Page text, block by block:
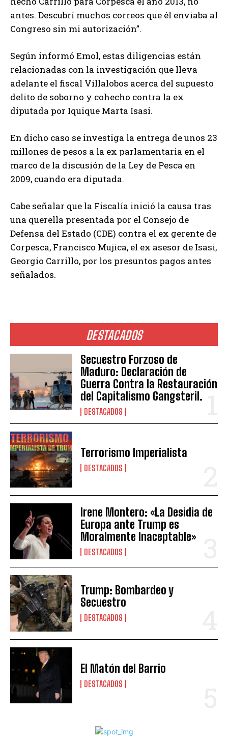
DESTACADOS
Secuestro Forzoso de
Maduro: Declaración de
Guerra Contra la Restauración
del Capitalismo Gangsteril.
DESTACADOS
Terrorismo Imperialista
DESTACADOS
Irene Montero: «La Desidia de
Europa ante Trump es
Moralmente Inaceptable»
DESTACADOS
Trump: Bombardeo y
Secuestro
DESTACADOS
El Matón del Barrio
DESTACADOS
antes. Descubrí muchos correos que él enviaba al
Congreso sin mi autorización”.
Según informó Emol, estas diligencias están
relacionadas con la investigación que lleva
adelante el fiscal Villalobos acerca del supuesto
delito de soborno y cohecho contra la ex
diputada por Iquique Marta Isasi.
En dicho caso se investiga la entrega de unos 23
millones de pesos a la ex parlamentaria en el
marco de la discusión de la Ley de Pesca en
2009, cuando era diputada.
Cabe señalar que la Fiscalía inició la causa tras
una querella presentada por el Consejo de
Defensa del Estado (CDE) contra el ex gerente de
Corpesca, Francisco Mujica, el ex asesor de Isasi,
Georgio Carrillo, por los presuntos pagos antes
señalados.